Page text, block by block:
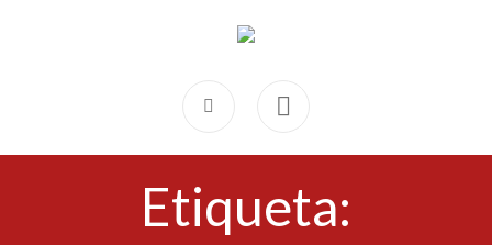
Etiqueta: